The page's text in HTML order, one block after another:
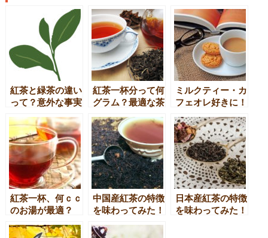
紅茶と緑茶の違い
って？意外な事実
紅茶一杯分って何
グラム？最適な茶
ミルクティー・カ
フェオレ好きに！
にならない、ミル
クティー・カフェ
オレの飲み方
紅茶一杯、何ｃｃ
のお湯が最適？
中国産紅茶の特徴
を味わってみた！
日本産紅茶の特徴
を味わってみた！